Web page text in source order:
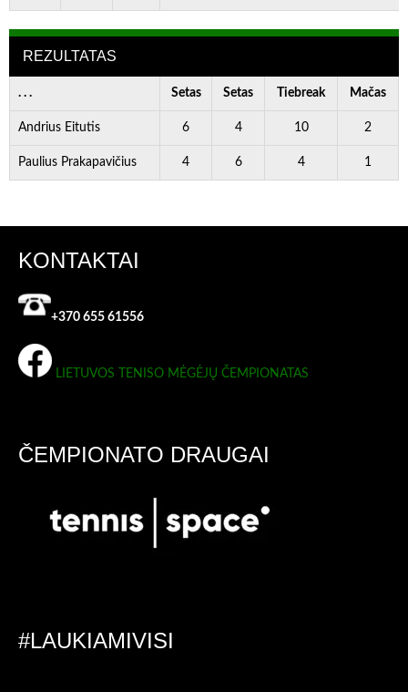
REZULTATAS
. . . Setas Setas Tiebreak Mačas
Andrius Eitutis 6 4 10 2
Paulius Prakapavičius 4 6 4 1
KONTAKTAI
+370 655 61556
LIETUVOS TENISO MĖGĖJŲ ČEMPIONATAS
ČEMPIONATO DRAUGAI
#LAUKIAMIVISI